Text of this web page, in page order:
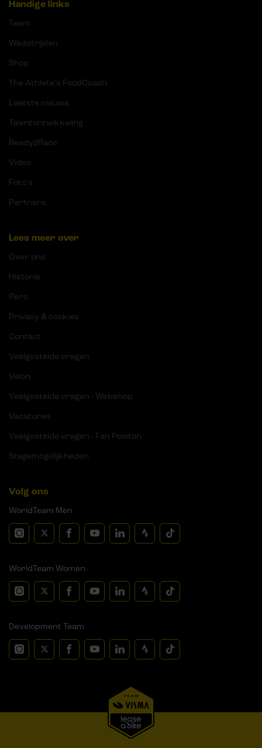
Handige links
Team
Wedstrijden
Shop
The Athlete's FoodCoach
Laatste nieuws
Talentontwikkeling
Ready2Race
Video
Foto's
Partners
Lees meer over
Over ons
Historie
Pers
Privacy & cookies
Contact
Veelgestelde vragen
Velon
Veelgestelde vragen - Webshop
Vacatures
Veelgestelde vragen - Fan Peloton
Stagemogelijkheden
Volg ons
WorldTeam Men
WorldTeam Women
Development Team